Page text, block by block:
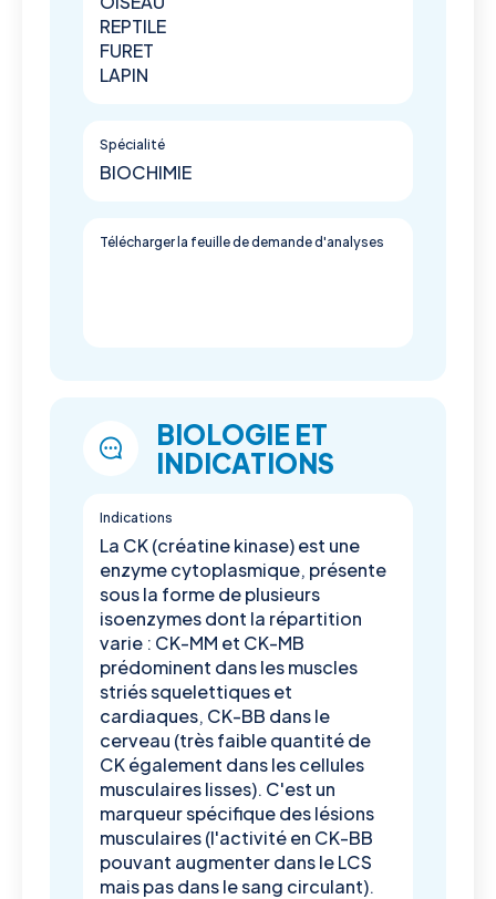
REPTILE
FURET
LAPIN
Spécialité
BIOCHIMIE
Télécharger la feuille de demande d'analyses
BIOLOGIE ET
INDICATIONS
Indications
La CK (créatine kinase) est une
enzyme cytoplasmique, présente
sous la forme de plusieurs
isoenzymes dont la répartition
varie : CK-MM et CK-MB
prédominent dans les muscles
striés squelettiques et
cardiaques, CK-BB dans le
cerveau (très faible quantité de
CK également dans les cellules
musculaires lisses). C'est un
marqueur spécifique des lésions
musculaires (l'activité en CK-BB
pouvant augmenter dans le LCS
mais pas dans le sang circulant).